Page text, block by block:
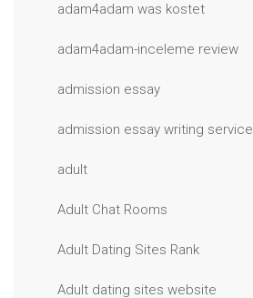
adam4adam was kostet
adam4adam-inceleme review
admission essay
admission essay writing service
adult
Adult Chat Rooms
Adult Dating Sites Rank
Adult dating sites website